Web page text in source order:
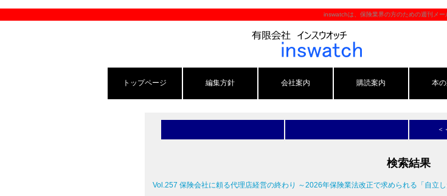
inswatchは、保険業界の方のための週刊メー
トップページ 編集方針 会社案内 購読案内 本
＜
検索結果
Vol.257 保険会社に頼る代理店経営の終わり ～2026年保険業法改正で求められる「自立